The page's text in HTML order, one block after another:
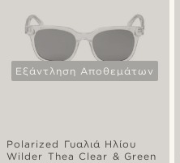
Εξάντληση Αποθεμάτων
Polarized Γυαλιά Ηλίου
Wilder Thea Clear & Green